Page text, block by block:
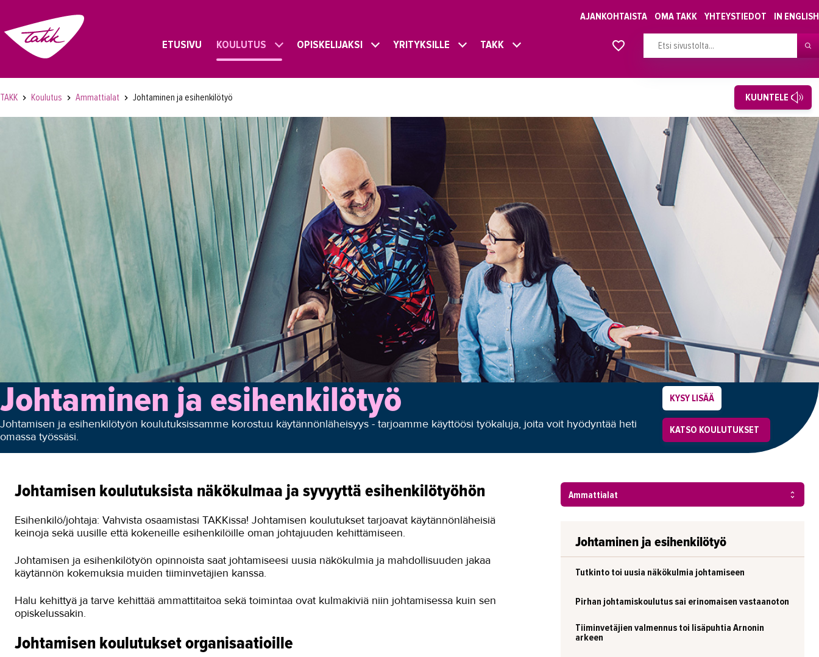
AJANKOHTAISTA OMA TAKK YHTEYSTIEDOT IN ENGLISH
ETUSIVU KOULUTUS OPISKELIJAKSI YRITYKSILLE TAKK
TAKK Koulutus Ammattialat Johtaminen ja esihenkilötyö KUUNTELE
Johtaminen ja esihenkilötyö
Johtamisen ja esihenkilötyön koulutuksissamme korostuu käytännönläheisyys - tarjoamme käyttöösi työkaluja, joita voit hyödyntää heti
omassa työssäsi.
KYSY LISÄÄ
KATSO KOULUTUKSET
Johtamisen koulutuksista näkökulmaa ja syvyyttä esihenkilötyöhön
Esihenkilö/johtaja: Vahvista osaamistasi TAKKissa! Johtamisen koulutukset tarjoavat käytännönläheisiä
keinoja sekä uusille että kokeneille esihenkilöille oman johtajuuden kehittämiseen.
Johtamisen ja esihenkilötyön opinnoista saat johtamiseesi uusia näkökulmia ja mahdollisuuden jakaa
käytännön kokemuksia muiden tiiminvetäjien kanssa.
Halu kehittyä ja tarve kehittää ammattitaitoa sekä toimintaa ovat kulmakiviä niin johtamisessa kuin sen
opiskelussakin.
Johtamisen koulutukset organisaatioille
Johtaminen ja esihenkilötyö
Tutkinto toi uusia näkökulmia johtamiseen
Pirhan johtamiskoulutus sai erinomaisen vastaanoton
Tiiminvetäjien valmennus toi lisäpuhtia Arnonin
arkeen
Alkavat koulutukset osiosta